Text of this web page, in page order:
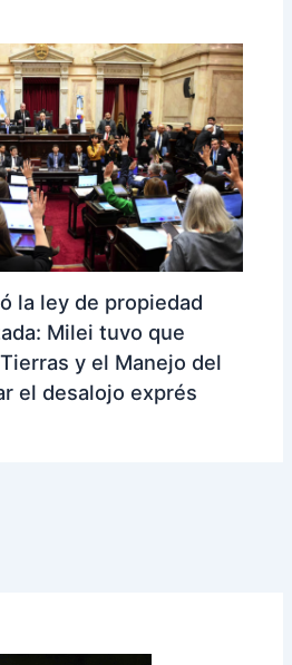
la ley de propiedad
Milei tuvo que
y el Manejo del
el desalojo exprés